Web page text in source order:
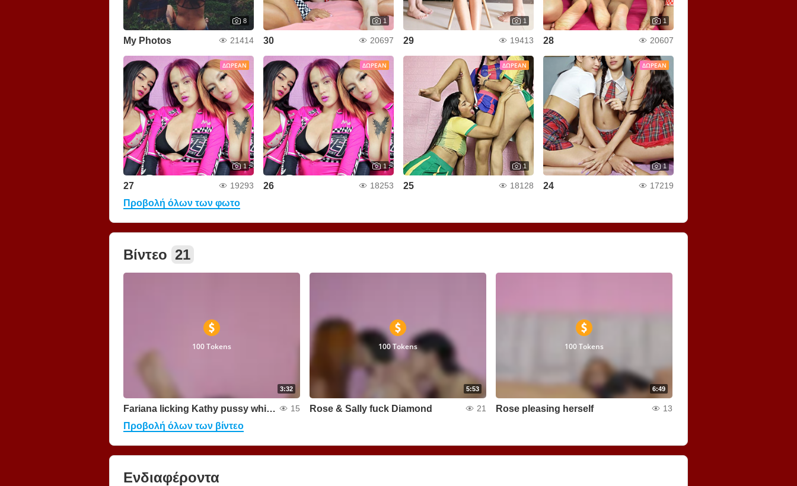
8
My Photos 21414
1
30 20697
1
29 19413
1
28 20607
ΔΩΡΕΆΝ
1
27 19293
ΔΩΡΕΆΝ
1
26 18253
ΔΩΡΕΆΝ
1
25 18128
ΔΩΡΕΆΝ
1
24 17219
Προβολή όλων των φωτο
Βίντεο 21
3:32
100 Tokens
Fariana licking Kathy pussy while fucking her ass 15
5:53
100 Tokens
Rose & Sally fuck Diamond 21
6:49
100 Tokens
Rose pleasing herself 13
Προβολή όλων των βίντεο
Ενδιαφέροντα